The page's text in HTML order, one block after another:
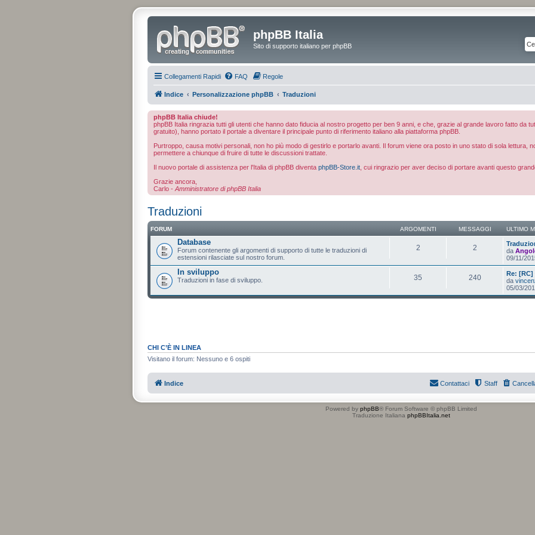
phpBB Italia
Sito di supporto italiano per phpBB
Collegamenti Rapidi FAQ Regole
Indice Personalizzazione phpBB Traduzioni
phpBB Italia chiude!
phpBB Italia ringrazia tutti gli utenti che hanno dato fiducia al nostro progetto per ben 9 anni, e che, grazie al grande lavoro fatto da
gratuito), hanno portato il portale a diventare il principale punto di riferimento italiano alla piattaforma phpBB.
Purtroppo, causa motivi personali, non ho più modo di gestirlo e portarlo avanti. Il forum viene ora posto in uno stato di sola lettura,
permettere a chiunque di fruire di tutte le discussioni trattate.
Il nuovo portale di assistenza per l'Italia di phpBB diventa phpBB-Store.it , cui ringrazio per aver deciso di portare avanti questo
Grazie ancora,
Carlo - Amministratore di phpBB Italia
Traduzioni
FORUM ARGOMENTI MESSAGGI ULTIMO
Database
Forum contenente gli argomenti di supporto di tutte le traduzioni di
estensioni rilasciate sul nostro forum.
2 2
da
09/11/
In sviluppo
Traduzioni in fase di sviluppo. 35 240
Re: [RC]
da
05/03/
CHI C’È IN LINEA
Visitano il forum: Nessuno e 6 ospiti
Indice Staff
Contattaci
Powered by phpBB® Forum Software © phpBB Limited
Traduzione Italiana phpBBItalia.net